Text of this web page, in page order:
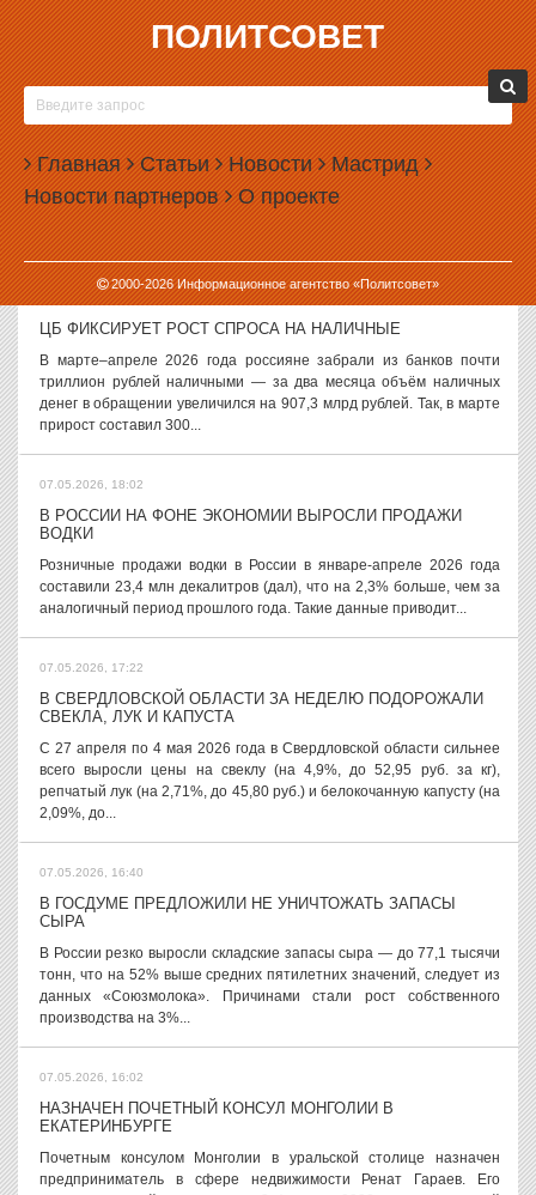
ПОЛИТСОВЕТ
Главная Статьи Новости Мастрид
Новости партнеров О проекте
2000-2026Информационное агентство «Политсовет»
08.05.2026, 09:59
БЛОКИРОВКАМИ РКН
На GitHub появилась утилита с
открытым исходным кодом RKN
Block Checker, которая позволяет точно диагностировать,
заблокирован ли сайт в РФ, и определить тип блокировки.
Инструмент был создан...
08.05.2026, 09:36
ЦБ ФИКСИРУЕТ РОСТ СПРОСА НА НАЛИЧНЫЕ
В марте–апреле 2026 года россияне забрали из банков почти
триллион рублей наличными — за два месяца объём наличных
денег в обращении увеличился на 907,3 млрд рублей. Так, в марте
прирост составил 300...
07.05.2026, 18:02
В РОССИИ НА ФОНЕ ЭКОНОМИИ ВЫРОСЛИ ПРОДАЖИ
ВОДКИ
Розничные продажи водки в России в январе-апреле 2026 года
составили 23,4 млн декалитров (дал), что на 2,3% больше, чем за
аналогичный период прошлого года. Такие данные приводит...
07.05.2026, 17:22
В СВЕРДЛОВСКОЙ ОБЛАСТИ ЗА НЕДЕЛЮ ПОДОРОЖАЛИ
СВЕКЛА, ЛУК И КАПУСТА
С 27 апреля по 4 мая 2026 года в Свердловской области сильнее
всего выросли цены на свеклу (на 4,9%, до 52,95 руб. за кг),
репчатый лук (на 2,71%, до 45,80 руб.) и белокочанную капусту (на
2,09%, до...
07.05.2026, 16:40
В ГОСДУМЕ ПРЕДЛОЖИЛИ НЕ УНИЧТОЖАТЬ ЗАПАСЫ
СЫРА
В России резко выросли складские запасы сыра — до 77,1 тысячи
тонн, что на 52% выше средних пятилетних значений, следует из
данных «Союзмолока». Причинами стали рост собственного
производства на 3%...
07.05.2026, 16:02
НАЗНАЧЕН ПОЧЕТНЫЙ КОНСУЛ МОНГОЛИИ В
ЕКАТЕРИНБУРГЕ
Почетным консулом Монголии в уральской столице назначен
предприниматель в сфере недвижимости Ренат Гараев. Его